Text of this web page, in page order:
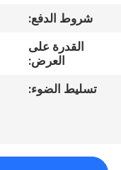
اتصل
طلب
خريطة
شروط الدفع:
القدرة على
العرض:
تسليط الضوء: